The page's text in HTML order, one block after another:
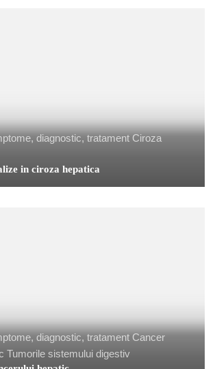
diagnostic, tratament Ciroza
in ciroza hepatica
diagnostic, tratament Cancer
Tumorile sistemului digestiv